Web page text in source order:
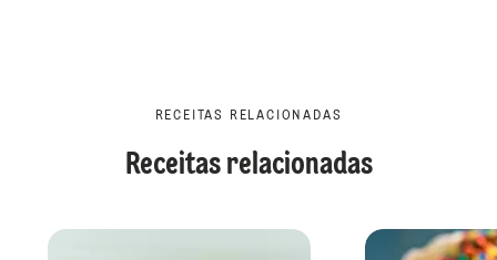
RECEITAS RELACIONADAS
Receitas relacionadas